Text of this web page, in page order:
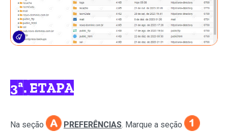
3ª. ETAPA
Na seção PREFERÊNCIAS. Marque a seção